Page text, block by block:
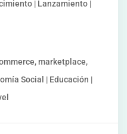
| Lanzamiento |
marketplace,
Social | Educación |